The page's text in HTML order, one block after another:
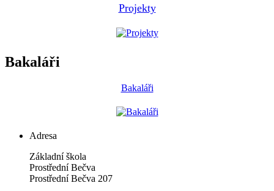
Projekty
Bakaláři
Bakaláři
Adresa
Základní škola
Prostřední Bečva
Prostřední Bečva 207